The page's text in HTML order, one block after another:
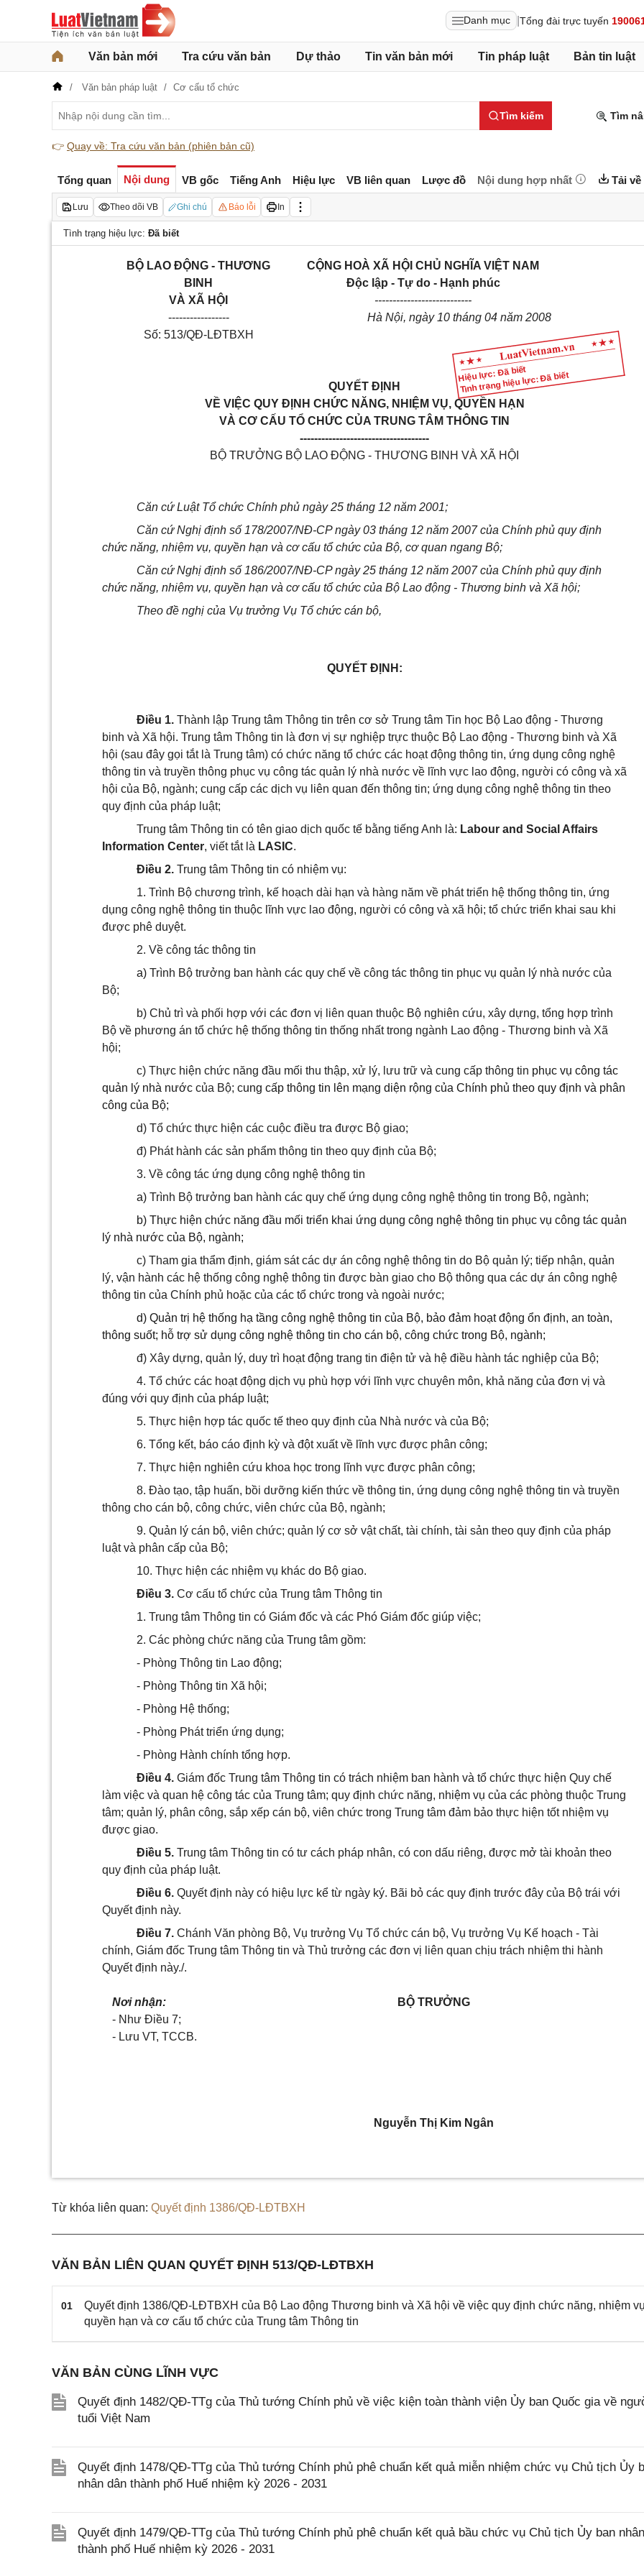
Danh mục Tổng đài trực tuyến
Văn bản mới Tra cứu văn bản Dự thảo Tin văn bản mới Tin pháp luật Bản tin luật
Văn bản pháp luật Cơ cấu tổ chức
Tìm kiếm Tìm
👉 Quay về: Tra cứu văn bản (phiên bản cũ)
Tổng quan Nội dung VB gốc Tiếng Anh Hiệu lực VB liên quan Lược đồ Nội dung hợp nhất Tải về
Lưu Theo dõi VB Ghi chú Báo lỗi In
Tình trạng hiệu lực: Đã biết
Hiệu lực: Đã biết
Tình trạng hiệu lực: Đã biết
BỘ LAO ĐỘNG - THƯƠNG
BINH
VÀ XÃ HỘI
-----------------
Số: 513/QĐ-LĐTBXH
CỘNG HOÀ XÃ HỘI CHỦ NGHĨA VIỆT NAM
Độc lập - Tự do - Hạnh phúc
---------------------------
Hà Nội, ngày 10 tháng 04 năm 2008
QUYẾT ĐỊNH
VỀ VIỆC QUY ĐỊNH CHỨC NĂNG, NHIỆM VỤ, QUYỀN HẠN
VÀ CƠ CẤU TỔ CHỨC CỦA TRUNG TÂM THÔNG TIN
------------------------------------
BỘ TRƯỞNG BỘ LAO ĐỘNG - THƯƠNG BINH VÀ XÃ HỘI
Căn cứ Luật Tổ chức Chính phủ ngày 25 tháng 12 năm 2001;
Căn cứ Nghị định số 178/2007/NĐ-CP ngày 03 tháng 12 năm 2007 của Chính phủ quy định
chức năng, nhiệm vụ, quyền hạn và cơ cấu tổ chức của Bộ, cơ quan ngang Bộ;
Căn cứ Nghị định số 186/2007/NĐ-CP ngày 25 tháng 12 năm 2007 của Chính phủ quy định
chức năng, nhiệm vụ, quyền hạn và cơ cấu tổ chức của Bộ Lao động - Thương binh và Xã hội;
Theo đề nghị của Vụ trưởng Vụ Tổ chức cán bộ,
QUYẾT ĐỊNH:
Điều 1. Thành lập Trung tâm Thông tin trên cơ sở Trung tâm Tin học Bộ Lao động - Thương
binh và Xã hội. Trung tâm Thông tin là đơn vị sự nghiệp trực thuộc Bộ Lao động - Thương binh và Xã
hội (sau đây gọi tắt là Trung tâm) có chức năng tổ chức các hoạt động thông tin, ứng dụng công nghệ
thông tin và truyền thông phục vụ công tác quản lý nhà nước về lĩnh vực lao động, người có công và xã
hội của Bộ, ngành; cung cấp các dịch vụ liên quan đến thông tin; ứng dụng công nghệ thông tin theo
quy định của pháp luật;
Trung tâm Thông tin có tên giao dịch quốc tế bằng tiếng Anh là: Labour and Social Affairs
Information Center, viết tắt là LASIC.
Điều 2. Trung tâm Thông tin có nhiệm vụ:
1. Trình Bộ chương trình, kế hoạch dài hạn và hàng năm về phát triển hệ thống thông tin, ứng
dụng công nghệ thông tin thuộc lĩnh vực lao động, người có công và xã hội; tổ chức triển khai sau khi
được phê duyệt.
2. Về công tác thông tin
a) Trình Bộ trưởng ban hành các quy chế về công tác thông tin phục vụ quản lý nhà nước của
Bộ;
b) Chủ trì và phối hợp với các đơn vị liên quan thuộc Bộ nghiên cứu, xây dựng, tổng hợp trình
Bộ về phương án tổ chức hệ thống thông tin thống nhất trong ngành Lao động - Thương binh và Xã
hội;
c) Thực hiện chức năng đầu mối thu thập, xử lý, lưu trữ và cung cấp thông tin phục vụ công tác
quản lý nhà nước của Bộ; cung cấp thông tin lên mạng diện rộng của Chính phủ theo quy định và phân
công của Bộ;
d) Tổ chức thực hiện các cuộc điều tra được Bộ giao;
đ) Phát hành các sản phẩm thông tin theo quy định của Bộ;
3. Về công tác ứng dụng công nghệ thông tin
a) Trình Bộ trưởng ban hành các quy chế ứng dụng công nghệ thông tin trong Bộ, ngành;
b) Thực hiện chức năng đầu mối triển khai ứng dụng công nghệ thông tin phục vụ công tác quản
lý nhà nước của Bộ, ngành;
c) Tham gia thẩm định, giám sát các dự án công nghệ thông tin do Bộ quản lý; tiếp nhận, quản
lý, vận hành các hệ thống công nghệ thông tin được bàn giao cho Bộ thông qua các dự án công nghệ
thông tin của Chính phủ hoặc của các tổ chức trong và ngoài nước;
d) Quản trị hệ thống hạ tầng công nghệ thông tin của Bộ, bảo đảm hoạt động ổn định, an toàn,
thông suốt; hỗ trợ sử dụng công nghệ thông tin cho cán bộ, công chức trong Bộ, ngành;
đ) Xây dựng, quản lý, duy trì hoạt động trang tin điện tử và hệ điều hành tác nghiệp của Bộ;
4. Tổ chức các hoạt động dịch vụ phù hợp với lĩnh vực chuyên môn, khả năng của đơn vị và
đúng với quy định của pháp luật;
5. Thực hiện hợp tác quốc tế theo quy định của Nhà nước và của Bộ;
6. Tổng kết, báo cáo định kỳ và đột xuất về lĩnh vực được phân công;
7. Thực hiện nghiên cứu khoa học trong lĩnh vực được phân công;
8. Đào tạo, tập huấn, bồi dưỡng kiến thức về thông tin, ứng dụng công nghệ thông tin và truyền
thông cho cán bộ, công chức, viên chức của Bộ, ngành;
9. Quản lý cán bộ, viên chức; quản lý cơ sở vật chất, tài chính, tài sản theo quy định của pháp
luật và phân cấp của Bộ;
10. Thực hiện các nhiệm vụ khác do Bộ giao.
Điều 3. Cơ cấu tổ chức của Trung tâm Thông tin
1. Trung tâm Thông tin có Giám đốc và các Phó Giám đốc giúp việc;
2. Các phòng chức năng của Trung tâm gồm:
- Phòng Thông tin Lao động;
- Phòng Thông tin Xã hội;
- Phòng Hệ thống;
- Phòng Phát triển ứng dụng;
- Phòng Hành chính tổng hợp.
Điều 4. Giám đốc Trung tâm Thông tin có trách nhiệm ban hành và tổ chức thực hiện Quy chế
làm việc và quan hệ công tác của Trung tâm; quy định chức năng, nhiệm vụ của các phòng thuộc Trung
tâm; quản lý, phân công, sắp xếp cán bộ, viên chức trong Trung tâm đảm bảo thực hiện tốt nhiệm vụ
được giao.
Điều 5. Trung tâm Thông tin có tư cách pháp nhân, có con dấu riêng, được mở tài khoản theo
quy định của pháp luật.
Điều 6. Quyết định này có hiệu lực kể từ ngày ký. Bãi bỏ các quy định trước đây của Bộ trái với
Quyết định này.
Điều 7. Chánh Văn phòng Bộ, Vụ trưởng Vụ Tổ chức cán bộ, Vụ trưởng Vụ Kế hoạch - Tài
chính, Giám đốc Trung tâm Thông tin và Thủ trưởng các đơn vị liên quan chịu trách nhiệm thi hành
Quyết định này./.
Nơi nhận:
- Như Điều 7;
- Lưu VT, TCCB.
BỘ TRƯỞNG
Nguyễn Thị Kim Ngân
Từ khóa liên quan: Quyết định 1386/QĐ-LĐTBXH
VĂN BẢN LIÊN QUAN QUYẾT ĐỊNH 513/QĐ-LĐTBXH
01
Quyết định 1386/QĐ-LĐTBXH của Bộ Lao động Thương binh và Xã hội về việc quy định chức năng, nhiệm
quyền hạn và cơ cấu tổ chức của Trung tâm Thông tin
VĂN BẢN CÙNG LĨNH VỰC
Quyết định 1482/QĐ-TTg của Thủ tướng Chính phủ về việc kiện toàn thành viện Ủy ban Quốc gia về
tuổi Việt Nam
Quyết định 1478/QĐ-TTg của Thủ tướng Chính phủ phê chuẩn kết quả miễn nhiệm chức vụ Chủ tịch Ủy
nhân dân thành phố Huế nhiệm kỳ 2026 - 2031
Quyết định 1479/QĐ-TTg của Thủ tướng Chính phủ phê chuẩn kết quả bầu chức vụ Chủ tịch Ủy ban
thành phố Huế nhiệm kỳ 2026 - 2031